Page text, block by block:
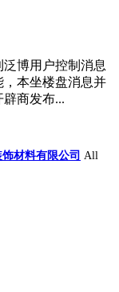
博用户控制消息
本坐楼盘消息并
商发布...
材料有限公司 All